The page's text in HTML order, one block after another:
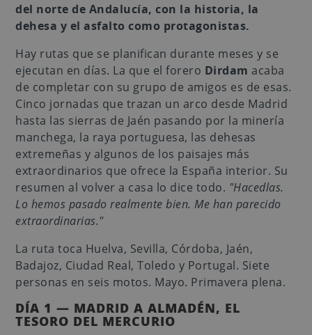
del norte de Andalucía, con la historia, la
dehesa y el asfalto como protagonistas.
Hay rutas que se planifican durante meses y se
ejecutan en días. La que el forero Dirdam acaba
de completar con su grupo de amigos es de esas.
Cinco jornadas que trazan un arco desde Madrid
hasta las sierras de Jaén pasando por la minería
manchega, la raya portuguesa, las dehesas
extremeñas y algunos de los paisajes más
extraordinarios que ofrece la España interior. Su
resumen al volver a casa lo dice todo. "Hacedlas.
Lo hemos pasado realmente bien. Me han parecido
extraordinarias."
La ruta toca Huelva, Sevilla, Córdoba, Jaén,
Badajoz, Ciudad Real, Toledo y Portugal. Siete
personas en seis motos. Mayo. Primavera plena.
DÍA 1 — MADRID A ALMADÉN, EL
TESORO DEL MERCURIO